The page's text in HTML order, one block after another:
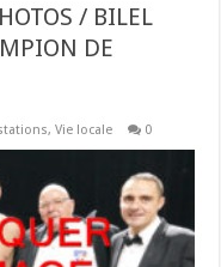
/ BILEL
DE
,Vie locale 0